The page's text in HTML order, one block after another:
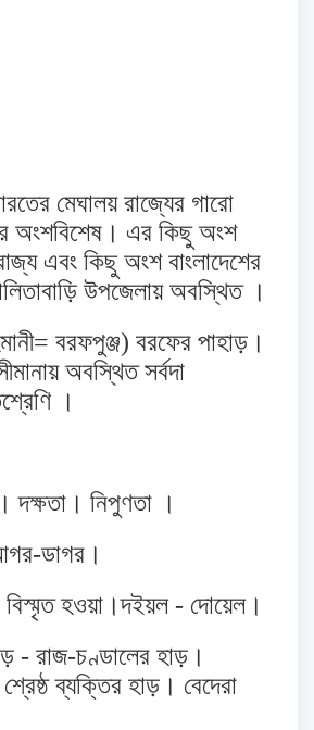
মেঘালয় রাজ্যের গারো
অংশবিশেষ। এর কিছু অংশ
এবং কিছু অংশ বাংলাদেশের
উপজেলায় অবস্থিত ।
বরফপুঞ্জ) বরফের পাহাড়।
অবস্থিত সর্বদা
।
নিপুণতা ।
ডাগর।
বিস্মৃত হওয়া।দইয়ল - দোয়েল।
- রাজ-চণ্ডালের হাড়।
ব্যক্তির হাড়। বেদেরা